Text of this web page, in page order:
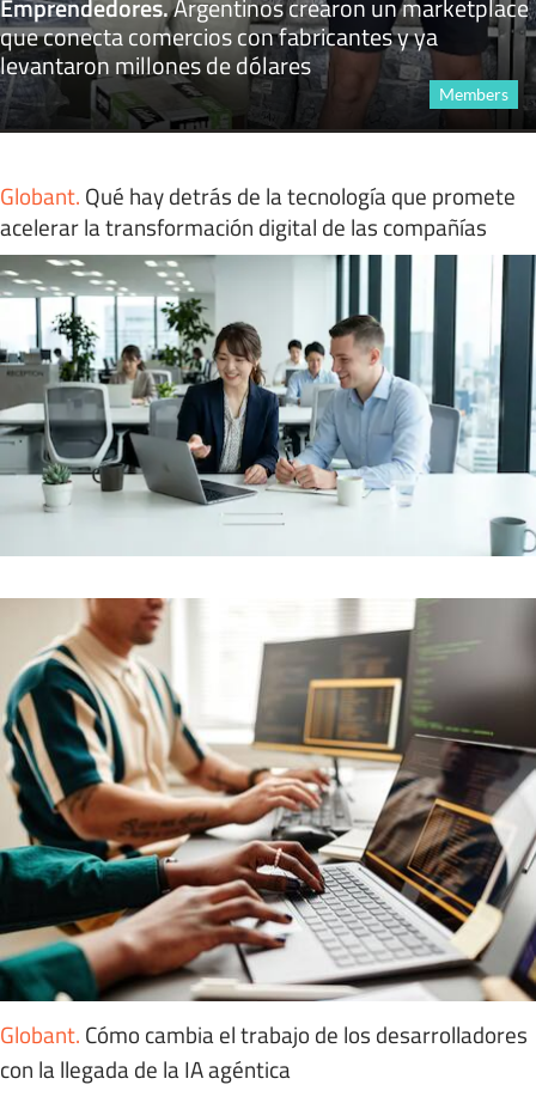
Emprendedores.Argentinos crearon un marketplace
que conecta comercios con fabricantes y ya
levantaron millones de dólares
Members
Globant. Qué hay detrás de la tecnología que promete
acelerar la transformación digital de las compañías
Globant. Cómo cambia el trabajo de los desarrolladores
con la llegada de la IA agéntica